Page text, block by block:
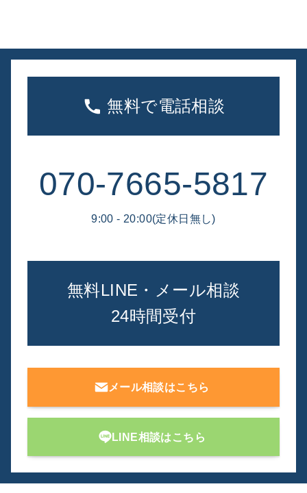
無料で電話相談
070-7665-5817
9:00 - 20:00(定休日無し)
無料LINE・メール相談
24時間受付
メール相談はこちら
LINE相談はこちら